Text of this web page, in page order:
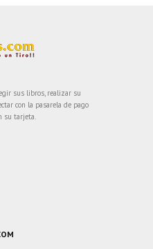
sus libros, realizar su
con la pasarela de pago
su tarjeta.